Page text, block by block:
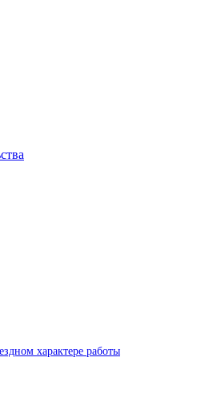
характере работы